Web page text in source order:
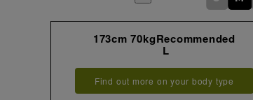
173cm 70kgRecommended
L
Find out more on your body type